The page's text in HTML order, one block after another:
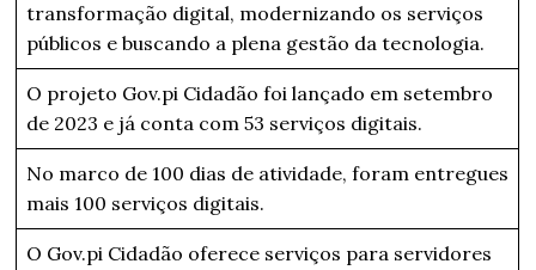
transformação digital, modernizando os serviços
públicos e buscando a plena gestão da tecnologia.
O projeto Gov.pi Cidadão foi lançado em setembro
de 2023 e já conta com 53 serviços digitais.
No marco de 100 dias de atividade, foram entregues
mais 100 serviços digitais.
O Gov.pi Cidadão oferece serviços para servidores